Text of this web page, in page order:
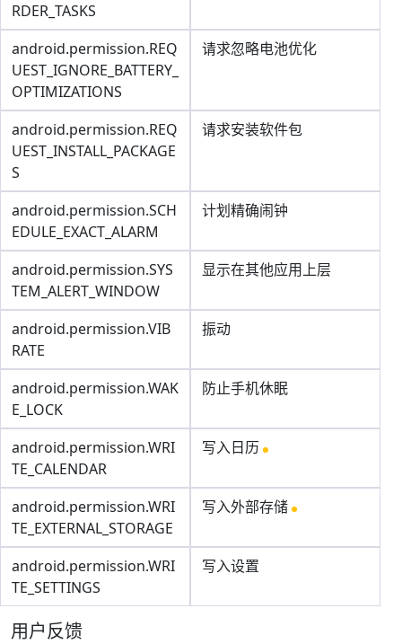
RDER_TASKS
android.permission.REQ
UEST_IGNORE_BATTERY_
OPTIMIZATIONS
请求忽略电池优化
android.permission.REQ
UEST_INSTALL_PACKAGE
S
请求安装软件包
android.permission.SCH
EDULE_EXACT_ALARM
计划精确闹钟
android.permission.SYS
TEM_ALERT_WINDOW
显示在其他应用上层
android.permission.VIB
RATE
振动
android.permission.WAK
E_LOCK
防止手机休眠
android.permission.WRI
TE_CALENDAR
写入日历
android.permission.WRI
TE_EXTERNAL_STORAGE
写入外部存储
android.permission.WRI
TE_SETTINGS
写入设置
用户反馈